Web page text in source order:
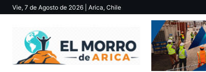
Vie, 7 de Agosto de 2026 | Arica, Chile